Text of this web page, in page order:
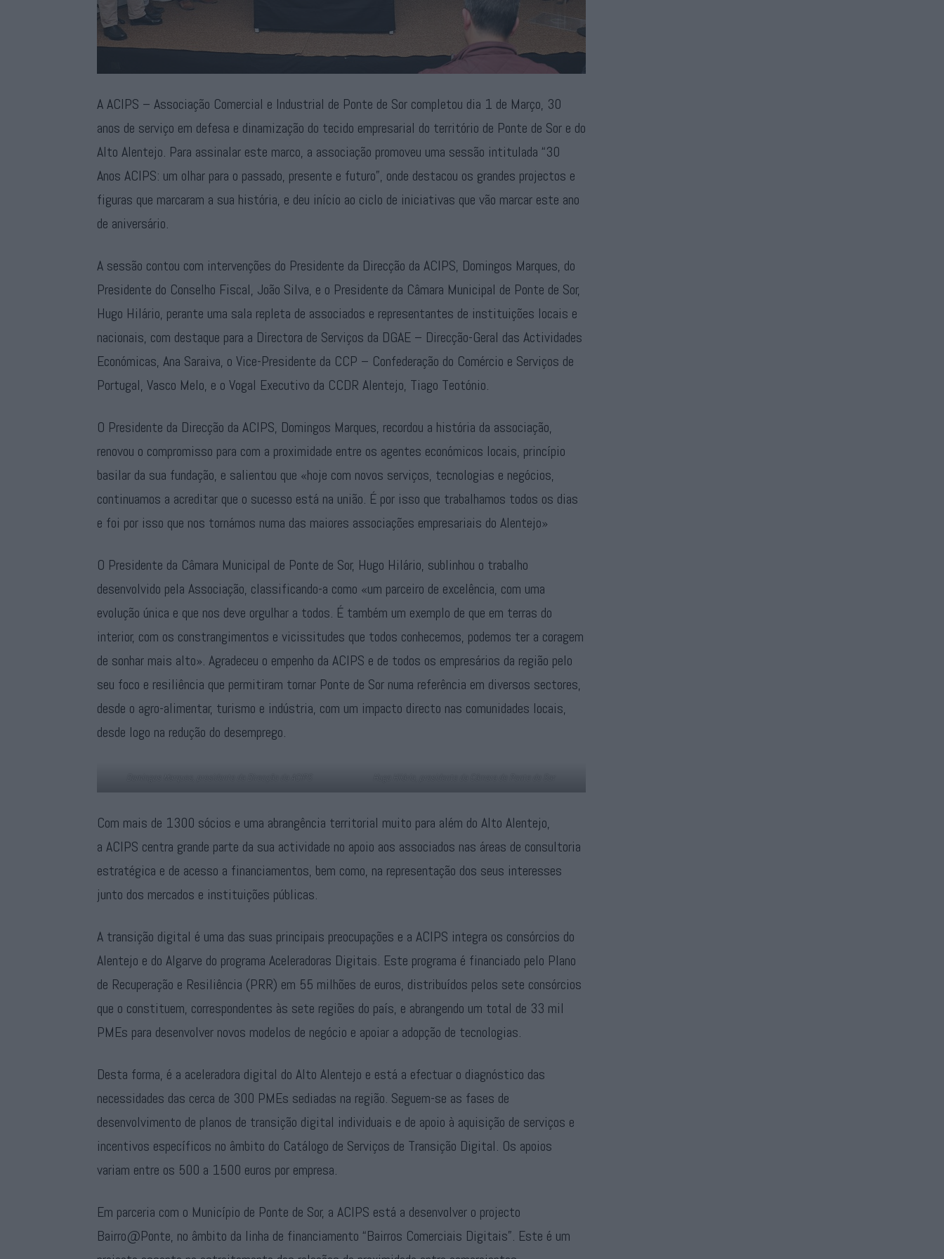
A ACIPS – Associação Comercial e Industrial de Ponte de Sor completou dia 1 de Março, 30
anos de serviço em defesa e dinamização do tecido empresarial do território de Ponte de Sor e do
Alto Alentejo. Para assinalar este marco, a associação promoveu uma sessão intitulada “30
Anos ACIPS: um olhar para o passado, presente e futuro”, onde destacou os grandes projectos e
figuras que marcaram a sua história, e deu início ao ciclo de iniciativas que vão marcar este ano
de aniversário.
A sessão contou com intervenções do Presidente da Direcção da ACIPS, Domingos Marques, do
Presidente do Conselho Fiscal, João Silva, e o Presidente da Câmara Municipal de Ponte de Sor,
Hugo Hilário, perante uma sala repleta de associados e representantes de instituições locais e
nacionais, com destaque para a Directora de Serviços da DGAE – Direcção-Geral das Actividades
Económicas, Ana Saraiva, o Vice-Presidente da CCP – Confederação do Comércio e Serviços de
Portugal, Vasco Melo, e o Vogal Executivo da CCDR Alentejo, Tiago Teotónio.
O Presidente da Direcção da ACIPS, Domingos Marques, recordou a história da associação,
renovou o compromisso para com a proximidade entre os agentes económicos locais, princípio
basilar da sua fundação, e salientou que «hoje com novos serviços, tecnologias e negócios,
continuamos a acreditar que o sucesso está na união. É por isso que trabalhamos todos os dias
e foi por isso que nos tornámos numa das maiores associações empresariais do Alentejo»
O Presidente da Câmara Municipal de Ponte de Sor, Hugo Hilário, sublinhou o trabalho
desenvolvido pela Associação, classificando-a como «um parceiro de excelência, com uma
evolução única e que nos deve orgulhar a todos. É também um exemplo de que em terras do
interior, com os constrangimentos e vicissitudes que todos conhecemos, podemos ter a coragem
de sonhar mais alto». Agradeceu o empenho da ACIPS e de todos os empresários da região pelo
seu foco e resiliência que permitiram tornar Ponte de Sor numa referência em diversos sectores,
desde o agro-alimentar, turismo e indústria, com um impacto directo nas comunidades locais,
desde logo na redução do desemprego.
Domingos Marques, presidente da Direcção da ACIPS Hugo Hilário, presidente da Câmara de Ponte de Sor
Com mais de 1300 sócios e uma abrangência territorial muito para além do Alto Alentejo,
a ACIPS centra grande parte da sua actividade no apoio aos associados nas áreas de consultoria
estratégica e de acesso a financiamentos, bem como, na representação dos seus interesses
junto dos mercados e instituições públicas.
A transição digital é uma das suas principais preocupações e a ACIPS integra os consórcios do
Alentejo e do Algarve do programa Aceleradoras Digitais. Este programa é financiado pelo Plano
de Recuperação e Resiliência (PRR) em 55 milhões de euros, distribuídos pelos sete consórcios
que o constituem, correspondentes às sete regiões do país, e abrangendo um total de 33 mil
PMEs para desenvolver novos modelos de negócio e apoiar a adopção de tecnologias.
Desta forma, é a aceleradora digital do Alto Alentejo e está a efectuar o diagnóstico das
necessidades das cerca de 300 PMEs sediadas na região. Seguem-se as fases de
desenvolvimento de planos de transição digital individuais e de apoio à aquisição de serviços e
incentivos específicos no âmbito do Catálogo de Serviços de Transição Digital. Os apoios
variam entre os 500 a 1500 euros por empresa.
Em parceria com o Município de Ponte de Sor, a ACIPS está a desenvolver o projecto
Bairro@Ponte, no âmbito da linha de financiamento “Bairros Comerciais Digitais”. Este é um